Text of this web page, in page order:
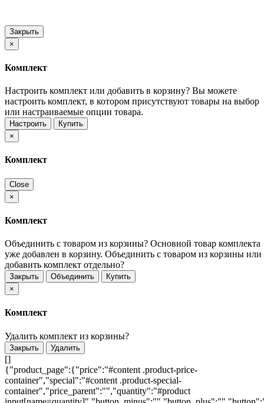
Закрыть
×
Комплект
Настроить комплект или добавить в корзину? Вы можете
настроить комплект, в котором присутствуют товары на выбор
или настраиваемые опции товара.
Настроить
Купить
×
Комплект
Close
×
Комплект
Объединить с товаром из корзины? Основной товар комплекта
уже добавлен в корзину. Объединить с товаром из корзины или
добавить комплект отдельно?
Закрыть Объединить
Купить
×
Комплект
Удалить комплект из корзины?
Закрыть Удалить
[]
{"product_page":{"price":"#content .product-price-
container","special":"#content .product-special-
container","price_parent":"","quantity":"#product